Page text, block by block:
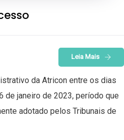
Leia Mais
da Atricon entre os dias
de janeiro de 2023, período que
adotado pelos Tribunais de